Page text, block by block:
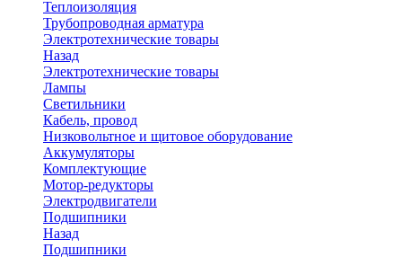
Теплоизоляция
Трубопроводная арматура
Электротехнические товары
Назад
Электротехнические товары
Лампы
Светильники
Кабель, провод
Низковольтное и щитовое оборудование
Аккумуляторы
Комплектующие
Мотор-редукторы
Электродвигатели
Подшипники
Назад
Подшипники